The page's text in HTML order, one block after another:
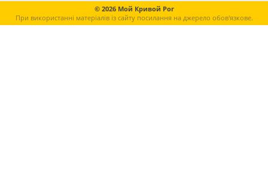
© 2026 Мой Кривой Рог
При використанні матеріалів із сайту посилання на джерело обов'язкове.